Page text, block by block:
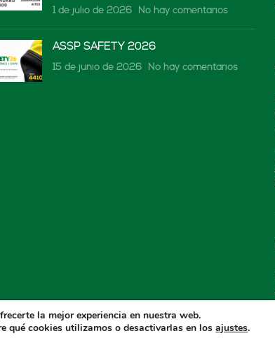
1 de julio de 2026 No hay comentarios
ASSP SAFETY 2026
15 de junio de 2026 No hay comentarios
la mejor experiencia en nuestra web.
qué cookies utilizamos o desactivarlas en losajustes.